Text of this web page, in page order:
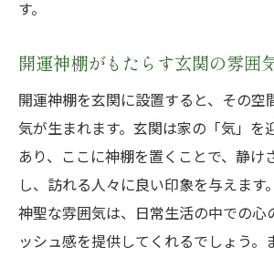
す。
開運神棚がもたらす玄関の雰囲
開運神棚を玄関に設置すると、その空
気が生まれます。玄関は家の「気」を
あり、ここに神棚を置くことで、静け
し、訪れる人々に良い印象を与えます
神聖な雰囲気は、日常生活の中での心
ッシュ感を提供してくれるでしょう。